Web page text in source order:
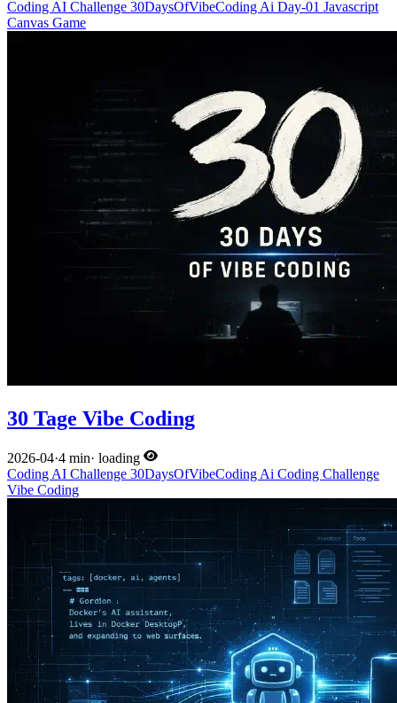
Coding AI Challenge 30DaysOfVibeCoding Ai Day-01 Javascript
Canvas Game
30 Tage Vibe Coding
2026-04·4 min· loading
Coding AI Challenge 30DaysOfVibeCoding Ai Coding Challenge
Vibe Coding